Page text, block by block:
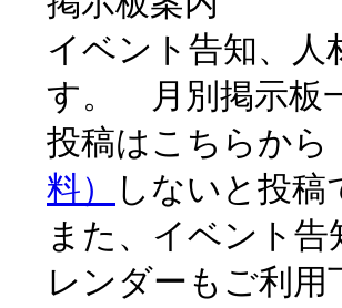
イベント告知、人
す。 月別掲示
投稿はこちらか
料）
しないと投
また、イベント
レンダーもご利